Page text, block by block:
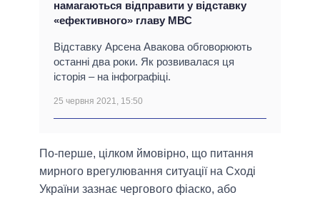
намагаються відправити у відставку
«ефективного» главу МВС
Відставку Арсена Авакова обговорюють
останні два роки. Як розвивалася ця
історія – на інфографіці.
25 червня 2021, 15:50
По-перше, цілком ймовірно, що питання
мирного врегулювання ситуації на Сході
України зазнає чергового фіаско, або